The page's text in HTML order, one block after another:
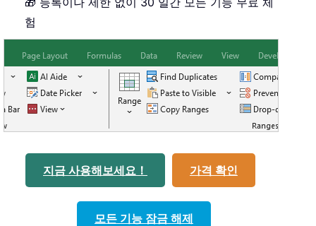
험
지금 사용해보세요！ 가격 확인
모든 기능 잠금 해제